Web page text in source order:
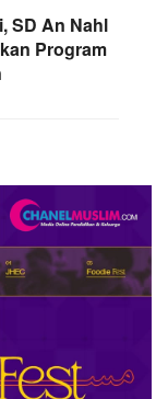
SD An Nahl
Program